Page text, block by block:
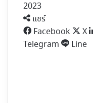
2023
แชร์
Facebook
X
Telegram
Line